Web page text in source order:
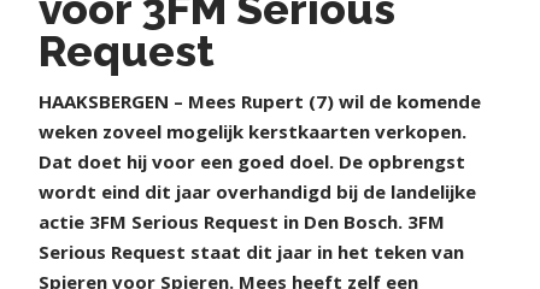
Request
HAAKSBERGEN – Mees Rupert (7) wil de komende
weken zoveel mogelijk kerstkaarten verkopen.
Dat doet hij voor een goed doel. De opbrengst
wordt eind dit jaar overhandigd bij de landelijke
actie 3FM Serious Request in Den Bosch. 3FM
Serious Request staat dit jaar in het teken van
Spieren voor Spieren. Mees heeft zelf een